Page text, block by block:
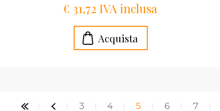
€ 31,72 IVA inclusa
3 4 5 6 7